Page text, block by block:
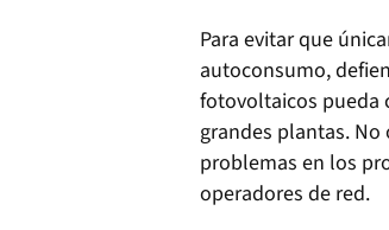
Para evitar que
autoconsumo,
fotovoltaicos pueda
grandes plantas.
problemas en los
operadores de red.